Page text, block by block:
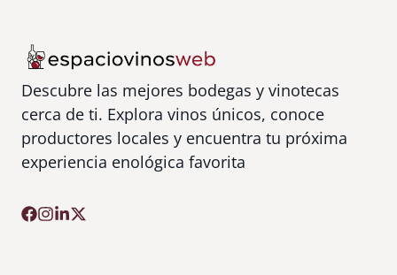
Descubre las mejores bodegas y vinotecas
cerca de ti. Explora vinos únicos, conoce
productores locales y encuentra tu próxima
experiencia enológica favorita